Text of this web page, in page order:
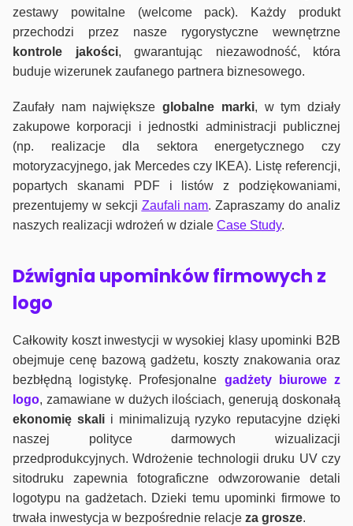
zestawy powitalne (welcome pack). Każdy produkt
przechodzi przez nasze rygorystyczne wewnętrzne
kontrole jakości, gwarantując niezawodność, która
buduje wizerunek zaufanego partnera biznesowego.
Zaufały nam największeglobalne marki, w tym działy
zakupowe korporacji i jednostki administracji publicznej
(np. realizacje dla sektora energetycznego czy
motoryzacyjnego, jak Mercedes czy IKEA). Listę referencji,
popartych skanami PDF i listów z podziękowaniami,
prezentujemy w sekcji Zaufali nam. Zapraszamy do analiz
naszych realizacji wdrożeń w dziale Case Study.
Dźwignia upominków firmowych z
logo
Całkowity koszt inwestycji w wysokiej klasy upominki B2B
obejmuje cenę bazową gadżetu, koszty znakowania oraz
bezbłędną logistykę. Profesjonalne gadżety biurowe z
logo, zamawiane w dużych ilościach, generują doskonałą
ekonomię skalii minimalizują ryzyko reputacyjne dzięki
naszej polityce darmowych wizualizacji
przedprodukcyjnych. Wdrożenie technologii druku UV czy
sitodruku zapewnia fotograficzne odwzorowanie detali
logotypu na gadżetach. Dzieki temu upominki firmowe to
trwała inwestycja w bezpośrednie relacje za grosze.